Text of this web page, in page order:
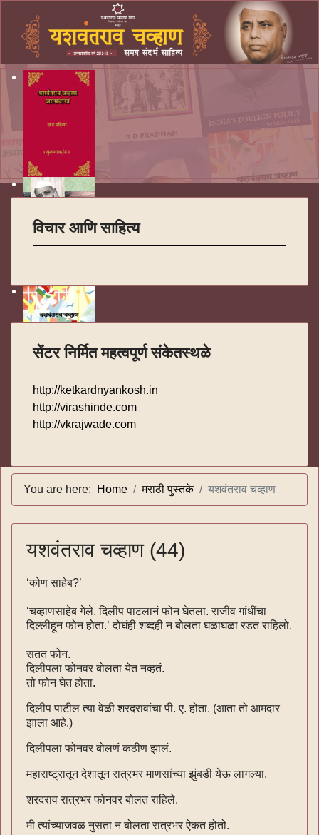
विचार आणि साहित्य
सेंटर निर्मित महत्वपूर्ण संकेतस्थळे
http://ketkardnyankosh.in
http://virashinde.com
http://vkrajwade.com
You are here: Home मराठी पुस्तके यशवंतराव चव्हाण
यशवंतराव चव्हाण (44)
‘कोण साहेब?’
‘चव्हाणसाहेब गेले. दिलीप पाटलानं फोन घेतला. राजीव गांधींचा
दिल्लीहून फोन होता.’ दोघंही शब्दही न बोलता घळाघळा रडत राहिलो.
सतत फोन.
दिलीपला फोनवर बोलता येत नव्हतं.
तो फोन घेत होता.
दिलीप पाटील त्या वेळी शरदरावांचा पी. ए. होता. (आता तो आमदार
झाला आहे.)
दिलीपला फोनवर बोलणं कठीण झालं.
महाराष्ट्रातून देशातून रात्रभर माणसांच्या झुंबडी येऊ लागल्या.
शरदराव रात्रभर फोनवर बोलत राहिले.
मी त्यांच्याजवळ नुसता न बोलता रात्रभर ऐकत होतो.